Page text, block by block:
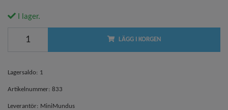
I lager.
LÄGG I KORGEN
Lagersaldo: 1
Artikelnummer: 833
Leverantör: MiniMundus